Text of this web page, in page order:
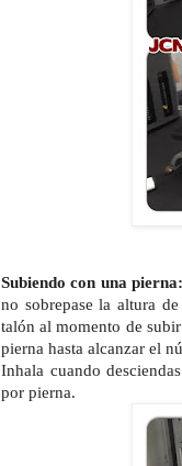
Subiendo con una pierna:
no sobrepase la altura
talón al momento de
pierna hasta alcanzar el
Inhala cuando
por pierna.